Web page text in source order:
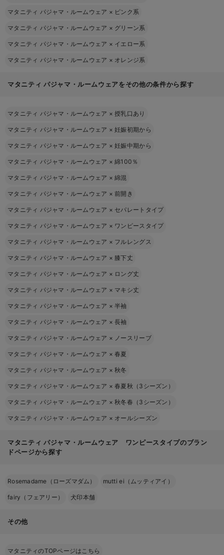
マタニティ パジャマ・ルームウェア × ピンク系
マタニティ パジャマ・ルームウェア × グリーン系
マタニティ パジャマ・ルームウェア × イエロー系
マタニティ パジャマ・ルームウェア × オレンジ系
マタニティ パジャマ・ルームウェアをその他の条件から探す
マタニティ パジャマ・ルームウェア ×授乳口あり
マタニティ パジャマ・ルームウェア ×妊娠初期から
マタニティ パジャマ・ルームウェア ×妊娠中期から
マタニティ パジャマ・ルームウェア ×綿100％
マタニティ パジャマ・ルームウェア ×綿混
マタニティ パジャマ・ルームウェア ×前開き
マタニティ パジャマ・ルームウェア × セパレートタイプ
マタニティ パジャマ・ルームウェア × ワンピースタイプ
マタニティ パジャマ・ルームウェア × フルレングス
マタニティ パジャマ・ルームウェア × 膝下丈
マタニティ パジャマ・ルームウェア × ロング丈
マタニティ パジャマ・ルームウェア × マキシ丈
マタニティ パジャマ・ルームウェア ×半袖
マタニティ パジャマ・ルームウェア ×長袖
マタニティ パジャマ・ルームウェア × ノースリーブ
マタニティ パジャマ・ルームウェア ×春夏
マタニティ パジャマ・ルームウェア ×秋冬
マタニティ パジャマ・ルームウェア ×春夏秋（3シーズン）
マタニティ パジャマ・ルームウェア ×秋冬春（3シーズン）
マタニティ パジャマ・ルームウェア × オールシーズン
マタニティ パジャマ・ルームウェア ワンピースタイプのブラン
ドページから探す
Rosemadame（ローズマダム） mutti ei（ムッティアイ）
fairy（フェアリー） 犬印本舗
その他
マタニティのTOPページはこちら